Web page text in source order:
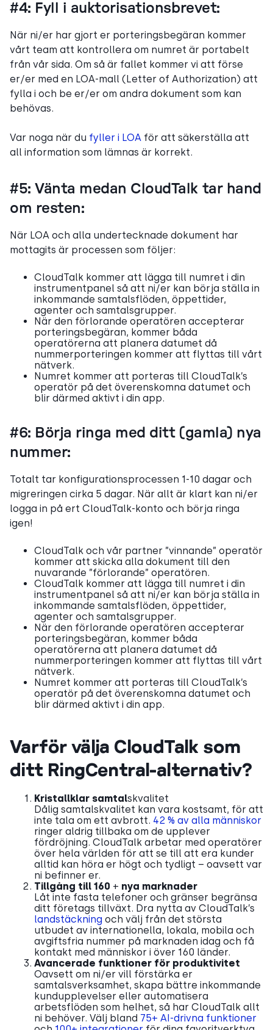
#4: Fyll i auktorisationsbrevet:
När ni/er har gjort er porteringsbegäran kommer
vårt team att kontrollera om numret är portabelt
från vår sida. Om så är fallet kommer vi att förse
er/er med en LOA-mall (Letter of Authorization) att
fylla i och be er/er om andra dokument som kan
behövas.
Var noga när du fyller i LOA för att säkerställa att
all information som lämnas är korrekt.
#5: Vänta medan CloudTalk tar hand
om resten:
När LOA och alla undertecknade dokument har
mottagits är processen som följer:
CloudTalk kommer att lägga till numret i din
instrumentpanel så att ni/er kan börja ställa in
inkommande samtalsflöden, öppettider,
agenter och samtalsgrupper.
När den förlorande operatören accepterar
porteringsbegäran, kommer båda
operatörerna att planera datumet då
nummerporteringen kommer att flyttas till vårt
nätverk.
Numret kommer att porteras till CloudTalk’s
operatör på det överenskomna datumet och
blir därmed aktivt i din app.
#6: Börja ringa med ditt (gamla) nya
nummer:
Totalt tar konfigurationsprocessen 1-10 dagar och
migreringen cirka 5 dagar. När allt är klart kan ni/er
logga in på ert CloudTalk-konto och börja ringa
igen!
CloudTalk och vår partner ”vinnande” operatör
kommer att skicka alla dokument till den
nuvarande ”förlorande” operatören.
CloudTalk kommer att lägga till numret i din
instrumentpanel så att ni/er kan börja ställa in
inkommande samtalsflöden, öppettider,
agenter och samtalsgrupper.
När den förlorande operatören accepterar
porteringsbegäran, kommer båda
operatörerna att planera datumet då
nummerporteringen kommer att flyttas till vårt
nätverk.
Numret kommer att porteras till CloudTalk’s
operatör på det överenskomna datumet och
blir därmed aktivt i din app.
Varför välja CloudTalk som
ditt RingCentral-alternativ?
Kristallklar samtalskvalitet
Dålig samtalskvalitet kan vara kostsamt, för att
inte tala om ett avbrott. 42 % av alla människor
ringer aldrig tillbaka om de upplever
fördröjning. CloudTalk arbetar med operatörer
över hela världen för att se till att era kunder
alltid kan höra er högt och tydligt – oavsett var
ni befinner er.
Tillgång till 160 + nya marknader
Låt inte fasta telefoner och gränser begränsa
ditt företags tillväxt. Dra nytta av CloudTalk’s
landstäckning och välj från det största
utbudet av internationella, lokala, mobila och
avgiftsfria nummer på marknaden idag och få
kontakt med människor i över 160 länder.
Avancerade funktioner för produktivitet
Oavsett om ni/er vill förstärka er
samtalsverksamhet, skapa bättre inkommande
kundupplevelser eller automatisera
arbetsflöden som helhet, så har CloudTalk allt
ni behöver. Välj bland 75+ AI-drivna funktioner